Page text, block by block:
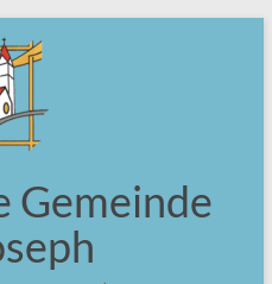
Gemeinde